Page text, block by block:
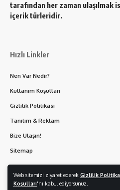
Web sitemizi ziyaret ederek Gizlilik
Koşulları'nı kabul ediyorsunuz.
tarafından her zaman ulaşılmak
içerik türleridir.
Hızlı Linkler
Nen Var Nedir?
Kullanım Koşulları
Gizlilik Politikası
Tanıtım & Reklam
Bize Ulaşın!
Sitemap
© 2026 | Nen Var - Her Hakkı